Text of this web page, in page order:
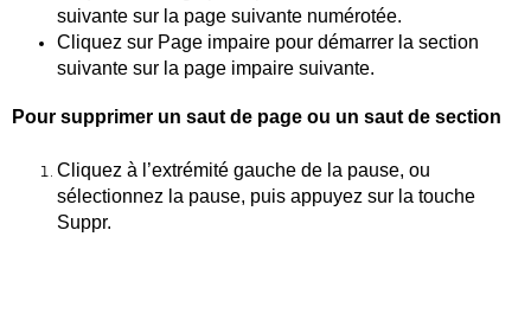
suivante sur la page suivante numérotée.
Cliquez sur Page impaire pour démarrer la section
suivante sur la page impaire suivante.
Pour supprimer un saut de page ou un saut de section
Cliquez à l’extrémité gauche de la pause, ou
sélectionnez la pause, puis appuyez sur la touche
Suppr.